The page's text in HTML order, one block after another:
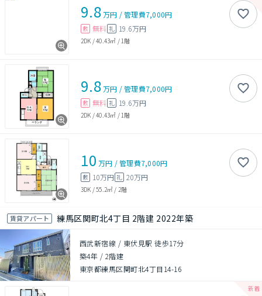
9.8万円 /管理費7,000円
敷 無料 礼 19.6万円
2DK /40.43㎡ / 1階
9.8万円 /管理費7,000円
敷 無料 礼 19.6万円
2DK /40.43㎡ / 1階
10 万円 /管理費7,000円
敷 10万円 礼 20万円
3DK /55.2㎡ / 2階
賃貸アパート 練馬区関町北4丁目 2階建 2022年築
西武新宿線 / 東伏見駅 徒歩17分
築4年 / 2階建
東京都練馬区関町北4丁目14-16